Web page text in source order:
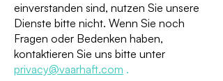
einverstanden sind, nutzen Sie unsere
Dienste bitte nicht. Wenn Sie noch
Fragen oder Bedenken haben,
kontaktieren Sie uns bitte unter
privacy@vaarhaft.com .